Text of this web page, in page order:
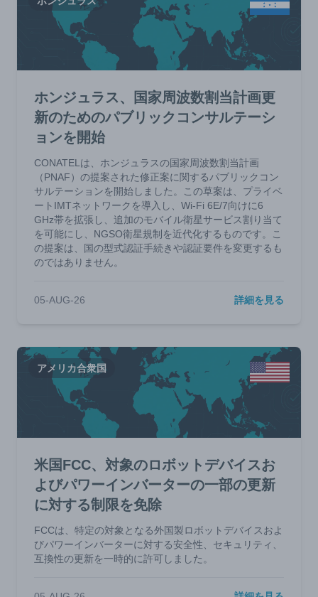
ホンジュラス、国家周波数割当計画更
新のためのパブリックコンサルテーシ
ョンを開始
CONATELは、ホンジュラスの国家周波数割当計画
（PNAF）の提案された修正案に関するパブリックコン
サルテーションを開始しました。この草案は、プライベ
ートIMTネットワークを導入し、Wi-Fi 6E/7向けに6
GHz帯を拡張し、追加のモバイル衛星サービス割り当て
を可能にし、NGSO衛星規制を近代化するものです。こ
の提案は、国の型式認証手続きや認証要件を変更するも
のではありません。
05-AUG-26 詳細を見る
アメリカ合衆国
米国FCC、対象のロボットデバイスお
よびパワーインバーターの一部の更新
に対する制限を免除
FCCは、特定の対象となる外国製ロボットデバイスおよ
びパワーインバーターに対する安全性、セキュリティ、
互換性の更新を一時的に許可しました。